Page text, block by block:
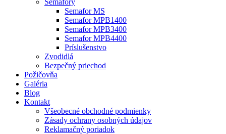
Semafory
Semafor MS
Semafor MPB1400
Semafor MPB3400
Semafor MPB4400
Príslušenstvo
Zvodidlá
Bezpečný priechod
Požičovňa
Galéria
Blog
Kontakt
Všeobecné obchodné podmienky
Zásady ochrany osobných údajov
Reklamačný poriadok